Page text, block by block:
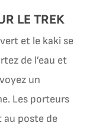
LE TREK
et le kaki se
de l’eau et
un
Les porteurs
au poste de